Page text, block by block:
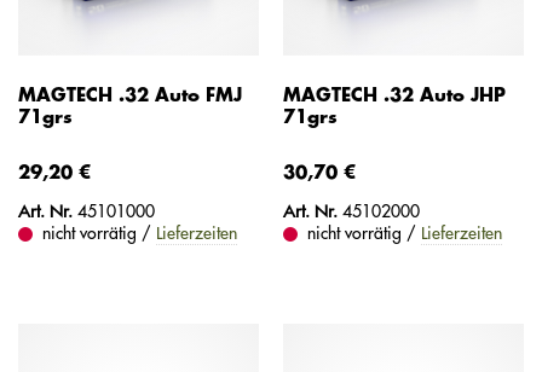
MAGTECH .32 Auto FMJ
71grs
29,20 €
Art. Nr. 45101000
nicht vorrätig / Lieferzeiten
MAGTECH .32 Auto JHP
71grs
30,70 €
Art. Nr. 45102000
nicht vorrätig / Lieferzeiten